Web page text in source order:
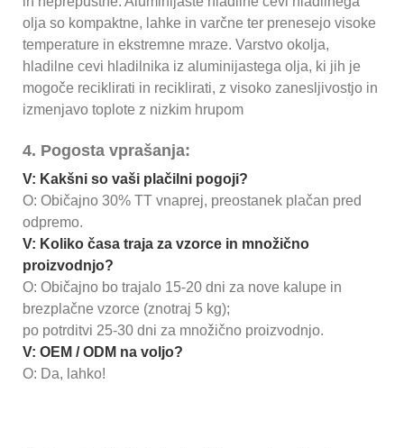
olja so kompaktne, lahke in varčne ter prenesejo visoke
temperature in ekstremne mraze. Varstvo okolja,
hladilne cevi hladilnika iz aluminijastega olja, ki jih je
mogoče reciklirati in reciklirati, z visoko zanesljivostjo in
izmenjavo toplote z nizkim hrupom
4. Pogosta vprašanja:
V: Kakšni so vaši plačilni pogoji?
O: Običajno 30% TT vnaprej, preostanek plačan pred
odpremo.
V: Koliko časa traja za vzorce in množično
proizvodnjo?
O: Običajno bo trajalo 15-20 dni za nove kalupe in
brezplačne vzorce (znotraj 5 kg);
po potrditvi 25-30 dni za množično proizvodnjo.
V: OEM / ODM na voljo?
O: Da, lahko!